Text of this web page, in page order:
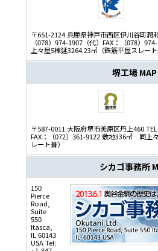
〒651-2124 兵庫県神戸市西区伊川谷町潤
（078）974-1907（代）FAX：（078）
上々屋5棟延3264.23㎡（鉄筋平屋スレート
堺工場 MAP
〒587-0011 大阪府堺市美原区丹上460
FAX：（072）361-9122 敷地336㎡ 同上
レート葺）
シカゴ事務所
150
Pierce
Road,
Suite
550
Itasca,
IL 60143
USA Tel: